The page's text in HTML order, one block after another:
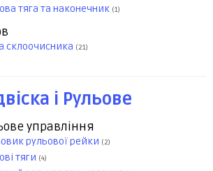
тяга та наконечник (1)
склоочисника (21)
і Рульове
управління
рульової рейки (2)
тяги (4)